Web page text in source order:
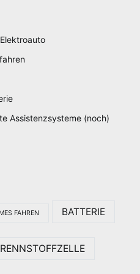
Assistenzsysteme (noch)
FAHREN BATTERIE